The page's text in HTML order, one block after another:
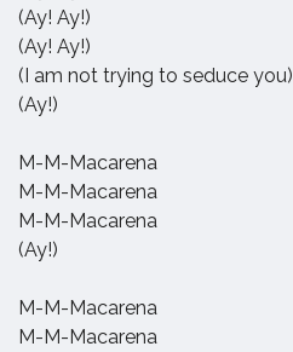
(Ay! Ay!)
(Ay! Ay!)
(I am not trying to seduce you)
(Ay!)
M-M-Macarena
M-M-Macarena
M-M-Macarena
(Ay!)
M-M-Macarena
M-M-Macarena